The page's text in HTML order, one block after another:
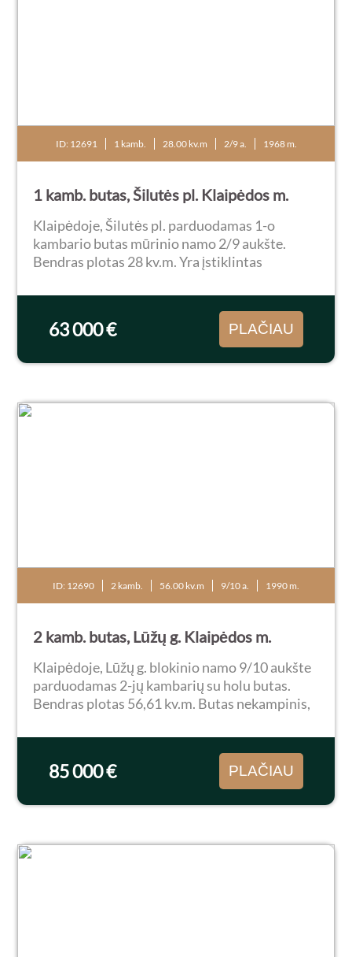
ID: 12691 1 kamb. 28.00 kv.m 2/9 a. 1968 m.
1 kamb. butas, Šilutės pl. Klaipėdos m.
Klaipėdoje, Šilutės pl. parduodamas 1-o
kambario butas mūrinio namo 2/9 aukšte.
Bendras plotas 28 kv.m. Yra įstiklintas
kosmetinio remonto. Langai orientuoti į vakarų
63 000 € PLAČIAU
ID: 12690 2 kamb. 56.00 kv.m 9/10 a. 1990 m.
2 kamb. butas, Lūžų g. Klaipėdos m.
Klaipėdoje, Lūžų g. blokinio namo 9/10 aukšte
parduodamas 2-jų kambarių su holu butas.
Bendras plotas 56,61 kv.m. Butas nekampinis,
sudėti plastikiniai langai, reikalingas
85 000 € PLAČIAU